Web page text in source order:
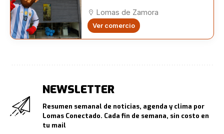
juguetes y más a precios
accesibles.
Lomas de Zamora
Ver comercio
NEWSLETTER
Resumen semanal de noticias, agenda y clima por
Lomas Conectado. Cada fin de semana, sin costo en
tu mail